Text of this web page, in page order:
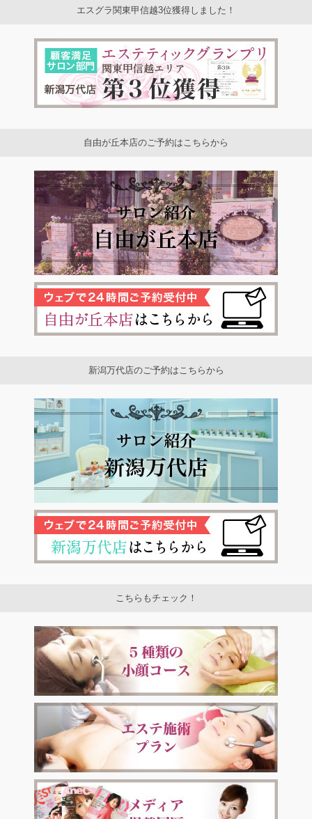
エスグラ関東甲信越3位獲得しました！
自由が丘本店のご予約はこちらから
新潟万代店のご予約はこちらから
こちらもチェック！